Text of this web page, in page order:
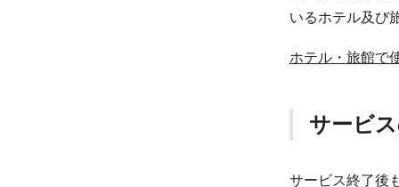
いるホテル及び
ホテル・旅館で
サービ
サービス終了後